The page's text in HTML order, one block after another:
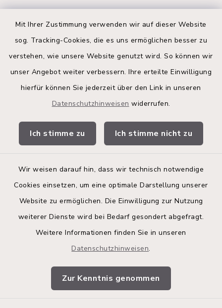
Mit Ihrer Zustimmung verwenden wir auf dieser Website
sog. Tracking-Cookies, die es uns ermöglichen besser zu
verstehen, wie unsere Website genutzt wird. So können wir
unser Angebot weiter verbessern. Ihre erteilte Einwilligung
hierfür können Sie jederzeit über den Link in unseren
Datenschutzhinweisen widerrufen.
Ich stimme zu Ich stimme nicht zu
Wir weisen darauf hin, dass wir technisch notwendige
Cookies einsetzen, um eine optimale Darstellung unserer
Website zu ermöglichen. Die Einwilligung zur Nutzung
weiterer Dienste wird bei Bedarf gesondert abgefragt.
Weitere Informationen finden Sie in unseren
Datenschutzhinweisen.
Zur Kenntnis genommen
Quicklinks
Land Schleswig-Holstein
Kita-Portal
Bürgerinformationsbroschüre
Barrierefreiheit
Impressum